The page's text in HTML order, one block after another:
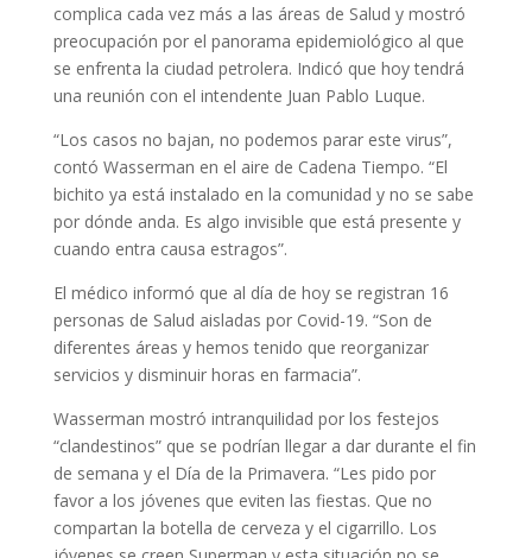
complica cada vez más a las áreas de Salud y mostró
preocupación por el panorama epidemiológico al que
se enfrenta la ciudad petrolera. Indicó que hoy tendrá
una reunión con el intendente Juan Pablo Luque.
“Los casos no bajan, no podemos parar este virus”,
contó Wasserman en el aire de Cadena Tiempo. “El
bichito ya está instalado en la comunidad y no se sabe
por dónde anda. Es algo invisible que está presente y
cuando entra causa estragos”.
El médico informó que al día de hoy se registran 16
personas de Salud aisladas por Covid-19. “Son de
diferentes áreas y hemos tenido que reorganizar
servicios y disminuir horas en farmacia”.
Wasserman mostró intranquilidad por los festejos
“clandestinos” que se podrían llegar a dar durante el fin
de semana y el Día de la Primavera. “Les pido por
favor a los jóvenes que eviten las fiestas. Que no
compartan la botella de cerveza y el cigarrillo. Los